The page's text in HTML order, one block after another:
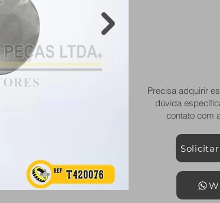
Precisa adquirir
dúvida
contato com